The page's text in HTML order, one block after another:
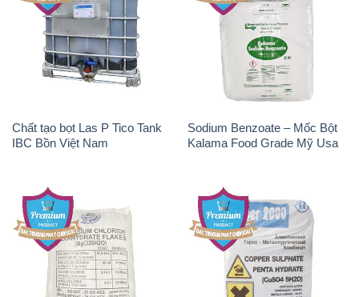
Chất tạo bọt Las P Tico Tank
IBC Bồn Việt Nam
Sodium Benzoate – Mốc Bột
Kalama Food Grade Mỹ Usa
Magie Clorua – MGCL2 Dạng
Vảy Shreeji Magnesia Works
CuSO4 – Đồng Sunfat Nga